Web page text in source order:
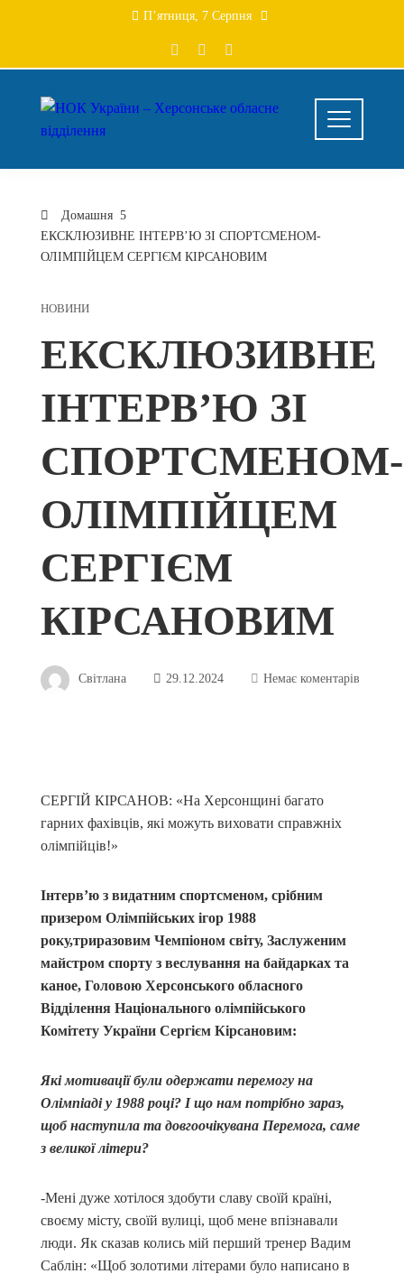
П’ятниця, 7 Серпня
Домашня
ЕКСКЛЮЗИВНЕ ІНТЕРВ’Ю ЗІ СПОРТСМЕНОМ-
ОЛІМПІЙЦЕМ СЕРГІЄМ КІРСАНОВИМ
НОВИНИ
ЕКСКЛЮЗИВНЕ
ІНТЕРВ’Ю ЗІ
СПОРТСМЕНОМ-
ОЛІМПІЙЦЕМ
СЕРГІЄМ
КІРСАНОВИМ
Світлана 29.12.2024 Немає коментарів
СЕРГІЙ КІРСАНОВ: «На Херсонщині багато
гарних фахівців, які можуть виховати справжніх
олімпійців!»
Інтерв’ю з видатним спортсменом, срібним
призером Олімпійських ігор 1988
року,триразовим Чемпіоном світу, Заслуженим
майстром спорту з веслування на байдарках та
каное, Головою Херсонського обласного
Відділення Національного олімпійського
Комітету України Сергієм Кірсановим:
Які мотивації були одержати перемогу на
Олімпіаді у 1988 році? І що нам потрібно зараз,
щоб наступила та довгоочікувана Перемога, саме
з великої літери?
-Мені дуже хотілося здобути славу своїй країні,
своєму місту, своїй вулиці, щоб мене впізнавали
люди. Як сказав колись мій перший тренер Вадим
Саблін: «Щоб золотими літерами було написано в